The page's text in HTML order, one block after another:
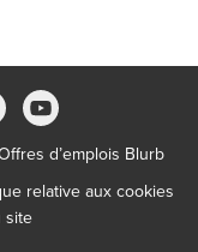
d’emplois Blurb
relative aux cookies
site